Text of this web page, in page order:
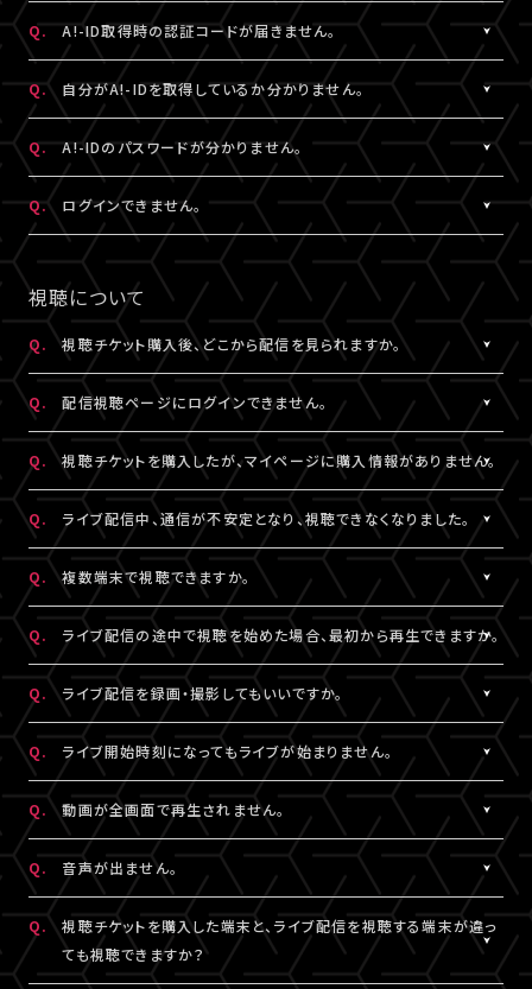
上記に当てはまらないエラーの場合は、お手数ですが、エラー時の
状態など詳細を記載のうえ、 こちらよりお問い合わせください。
え、会員登録を行ってください。
※A!-IDについては ［Q:A!-IDとは何ですか？］ をご参照ください。
A!-IDとは、アーティストにまつわる様々なサービスをご利用いただ
ける共通の会員ID（無料）です。
・「A!SMART」でグッズを購入されたことがある場合は、その際に
登録されたメールアドレスがA!-IDとなります。
・A!-IDが必要なファンクラブ会員の場合、そちらで登録・連携され
たメールアドレスがA!-IDとなります。
・A!-ID（メールアドレス）をお持ちでない方は、LIVESHIP会員登録
の過程で取得していただけます。
・お持ちのメールアドレスのA!-ID取得有無は、
より確認する
ことができます。
その他、A!-IDに関する詳細はこちらにてご確認ください。
Q. A!-ID取得時の認証コードが届きません。
ご入力いただいたメールアドレス宛に【@liveship.tokyo】ドメイ
ンから、認証コードをお知らせするメールを配信しております。
“迷惑メール”として自動振り分け・受信拒否されていないかご確
認ください。
※認証コードは発行より10分間有効です。
※未着の場合、改めて新規取得からお手続きください。
※複数回発行された場合は、一番新しい認証コードをご利用くだ
さい。
Q. 自分がA!-IDを取得しているか分かりません。
お持ちのメールアドレスのA!-ID取得有無は、こちら
より確認するこ
とができます。
※すでに「A!SMART」をご利用の方はA!-IDの取得が完了していま
す。ご利用のA!-ID（メールアドレス）とパスワードでログインくださ
い。
※A!-IDが必要なファンクラブ会員の場合、そちらで登録・連携され
たメールアドレスがA!-IDとなります。
Q. A!-IDのパスワードが分かりません。
パスワードをお忘れの場合は、こちら
よりパスワード再設定を行え
ます。
Q. ログインできません。
LIVESHIPにご登録のA!-ID（メールアドレス）とパスワードをご入
力ください。
※パスワードをお忘れの場合は、
こちら
よりパスワード再設定を行
えます。
▼以下もあわせてご確認ください。
1.ご登録のA!-ID（メールアドレス）とは別のメールアドレスをご利
用になっていませんか？
2.推奨環境からお試しいただいていますか？
ご利用の環境が推奨環境でない場合、正常にページ遷移ができな
い可能性がございます。推奨環境はこちら
よりご確認ください。
スマートフォン、タブレットをご利用の場合、LINEやメール等のアプ
リ内ブラウジングではなく、指定のブラウザ（iPhone・iPadの場合
は「Safari」、Androidの場合は「Chrome」）で当サービスをご利
用ください。
3.全て半角英数で入力できていますか？
必ず半角数字でご入力ください。全角入力ではログインできませ
4.スペースが入っていませんか？
入力の際、前後にスペースが入っていないかご確認ください。不要
なスペースを入れると認証されませんので、ご注意ください。
5.キーボードのNum Lock（ナムロック）が押されていませんか？
視聴について
Q. 視聴チケット購入後、どこから配信を見られますか。
A.
LIVESHIPにてチケットを購入の場合、配信視聴ページにログイン
のうえ、ご視聴いただけます。
配信視聴ページは、各公演のチケット販売ページ、「マイページ」
内「チケット購入情報」よりアクセスいただけます。
※「決済完了のお知らせ」メールでもご案内しております。
※アーカイブ配信がある場合、同じページからご視聴いただけま
す。
※コンビニ決済にてお申込みをされている場合、お支払い（ご入
金）完了後にご視聴いただけます。
Q. 配信視聴ページにログインできません。
A.
配信視聴ページにログインいただくには視聴チケットをご購入さ
れたA!-ID（メールアドレス）と、ご自身で設定したパスワードをご入
力ください。
※パスワードをお忘れの場合は、 こちらよりパスワード再設定を行
えます。
▼以下もあわせてご確認ください。
1.ご登録のA!-ID（メールアドレス）とは別のメールアドレスをご利
用になっていませんか？
2.推奨環境からお試しいただいていますか？
ご利用の環境が推奨環境でない場合、正常にページ遷移ができな
い可能性がございます。推奨環境はこちらよりご確認ください。
スマートフォン、タブレットをご利用の場合、LINEやメール等のアプ
リ内ブラウジングではなく、指定のブラウザ（iPhone・iPadの場合
は「Safari」、Androidの場合は「Chrome」）で当サービスをご利
用ください。
3.全て半角英数で入力できていますか？
Q. 視聴チケットを購入したが、マイページに購入情報がありません。
A.
視聴チケットをご購入されたA!-ID（メールアドレス）と、異なるA!-
ID（メールアドレス）でログインされている可能性がございます。
画面右上からログアウトしていただき、@以降が異なるなど、ご利
用されているメールアドレスをご確認のうえ、改めてログインをお
試しください。
※「決済完了のお知らせ」メールをお受取りいただいているA!-
ID（メールアドレス）にてログインしてください。
Q. ライブ配信中、通信が不安定となり、視聴できなくなりました。
A.
本配信の視聴には高速・大容量のデータ通信が必要となります。
有線接続、もしくはWi-Fiのご利用を推奨いたします。お客様の視聴
環境に伴う閲覧の不具合に関しては、当サービスは一切の責任を
負いかねます。
Q. 複数端末で視聴できますか。
A.
チケット1枚につき1端末まで視聴可能となっております。
複数端末でのログインが検知された場合には、一方の端末がログ
アウトされます。
Q. ライブ配信の途中で視聴を始めた場合、最初から再生できますか。
A.
ライブ配信の途中からご利用の場合は、視聴開始された時点から
の再生となります。
Q. ライブ配信を録画・撮影してもいいですか。
A.
原則、カメラ・スマートフォンなどによる画面録画・撮影・録音は禁
止いたします。
ただし各配信で別途案内があった場合はこれに限りません。
録画・撮影・録音を許可する案内のない配信でSNSや動画サイトな
どへの無断転載・共有を行った場合、法的責任に問われる場合が
ございます。
Q. ライブ開始時刻になってもライブが始まりません。
A.
リロード（再読み込み）をお試しいただき、視聴ページを更新してく
ださい。
※リロード（再読み込み）方法はご利用端末により異なります。
Q. 動画が全画面で再生されません。
A.
視聴画面の右下にある四角いボタンを押すと、全画面での表示に
切り替わります。 全画面での視聴中に同じボタンを押すと、元の画
面サイズに戻ります。
Q. 音声が出ません。
A.
視聴ページの動画配信プレイヤーがミュート（消音）になっていな
いかをご確認ください。
また、ご利用の端末がマナーモードになっていないか、音量設定が
Q.
視聴チケットを購入した端末と、ライブ配信を視聴する端末が違っ
ても視聴できますか？